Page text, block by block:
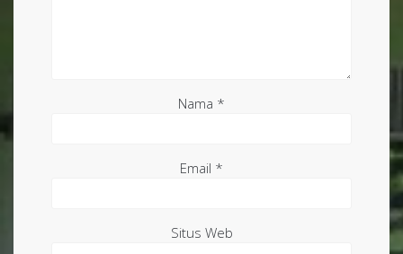
Nama *
Email *
Situs Web